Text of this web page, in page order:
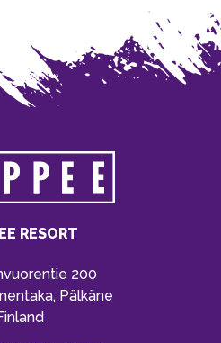
RESORT
200
Pälkäne